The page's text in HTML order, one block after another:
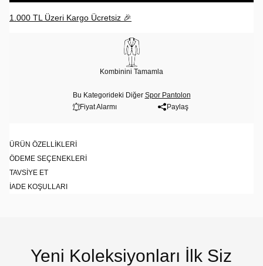
1.000 TL Üzeri Kargo Ücretsiz 🎉
Kombinini Tamamla
Bu Kategorideki Diğer Spor Pantolon
Fiyat Alarmı
Paylaş
ÜRÜN ÖZELLIKLERI
ÖDEME SEÇENEKLERI
TAVSIYE ET
İADE KOŞULLARI
Yeni Koleksiyonları İlk Siz